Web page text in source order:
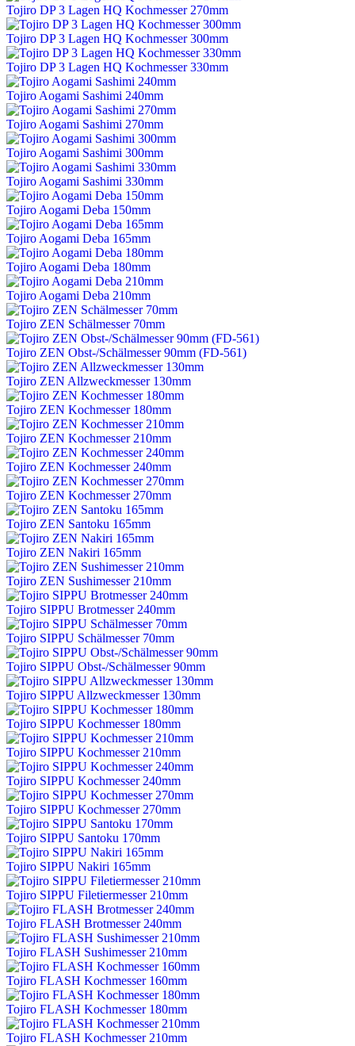
Tojiro DP 3 Lagen HQ Kochmesser 270mm
Tojiro DP 3 Lagen HQ Kochmesser 300mm
Tojiro DP 3 Lagen HQ Kochmesser 330mm
Tojiro Aogami Sashimi 240mm
Tojiro Aogami Sashimi 270mm
Tojiro Aogami Sashimi 300mm
Tojiro Aogami Sashimi 330mm
Tojiro Aogami Deba 150mm
Tojiro Aogami Deba 165mm
Tojiro Aogami Deba 180mm
Tojiro Aogami Deba 210mm
Tojiro ZEN Schälmesser 70mm
Tojiro ZEN Obst-/Schälmesser 90mm (FD-561)
Tojiro ZEN Allzweckmesser 130mm
Tojiro ZEN Kochmesser 180mm
Tojiro ZEN Kochmesser 210mm
Tojiro ZEN Kochmesser 240mm
Tojiro ZEN Kochmesser 270mm
Tojiro ZEN Santoku 165mm
Tojiro ZEN Nakiri 165mm
Tojiro ZEN Sushimesser 210mm
Tojiro SIPPU Brotmesser 240mm
Tojiro SIPPU Schälmesser 70mm
Tojiro SIPPU Obst-/Schälmesser 90mm
Tojiro SIPPU Allzweckmesser 130mm
Tojiro SIPPU Kochmesser 180mm
Tojiro SIPPU Kochmesser 210mm
Tojiro SIPPU Kochmesser 240mm
Tojiro SIPPU Kochmesser 270mm
Tojiro SIPPU Santoku 170mm
Tojiro SIPPU Nakiri 165mm
Tojiro SIPPU Filetiermesser 210mm
Tojiro FLASH Brotmesser 240mm
Tojiro FLASH Sushimesser 210mm
Tojiro FLASH Kochmesser 160mm
Tojiro FLASH Kochmesser 180mm
Tojiro FLASH Kochmesser 210mm